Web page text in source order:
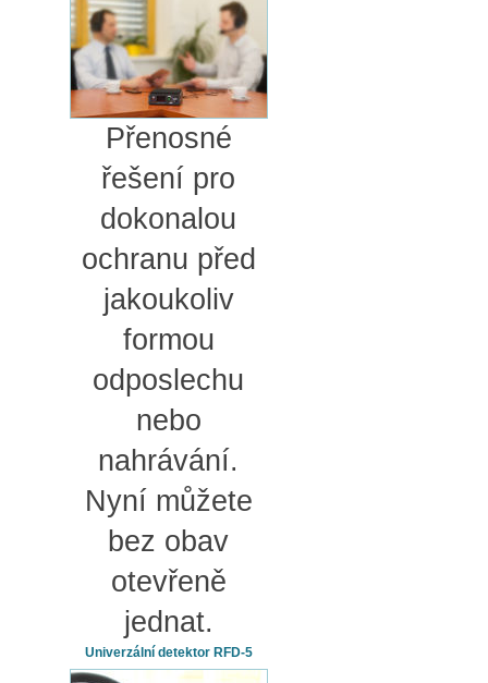
Přenosné
řešení pro
dokonalou
ochranu před
jakoukoliv
formou
odposlechu
nebo
nahrávání.
Nyní můžete
bez obav
otevřeně
jednat.
Univerzální detektor RFD-5